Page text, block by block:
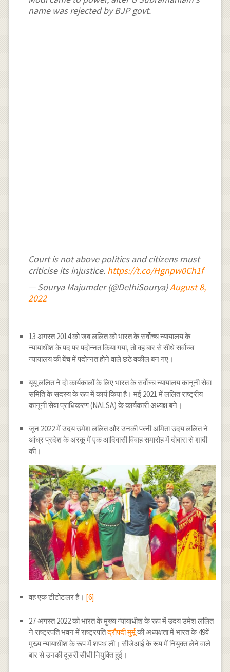
name was rejected by BJP govt.
Court is not above politics and citizens must
criticise its injustice. https://t.co/Hgnpw0Ch1f
— Sourya Majumder (@DelhiSourya)August 8,
2022
13 अगस्त 2014 को जब ललित को भारत के सर्वोच्च न्यायालय के
न्यायाधीश के पद पर पदोन्नत किया गया, तो वह बार से सीधे सर्वोच्च
न्यायालय की बेंच में पदोन्नत होने वाले छठे वकील बन गए।
यूयू ललित ने दो कार्यकालों के लिए भारत के सर्वोच्च न्यायालय कानूनी सेवा
समिति के सदस्य के रूप में कार्य किया है। मई 2021 में ललित राष्ट्रीय
कानूनी सेवा प्राधिकरण (NALSA) के कार्यकारी अध्यक्ष बने।
जून 2022 में उदय उमेश ललित और उनकी पत्नी अमिता उदय ललित ने
आंध्र प्रदेश के अरकू में एक आदिवासी विवाह समारोह में दोबारा से शादी
की।
वह एक टीटोटलर है। [6]
27 अगस्त 2022 को भारत के मुख्य न्यायाधीश के रूप में उदय उमेश ललित
ने राष्ट्रपति भवन में राष्ट्रपतिद्रौपदी मुर्मूकी अध्यक्षता में भारत के 49वें
मुख्य न्यायाधीश के रूप में शपथ ली। सीजेआई के रूप में नियुक्त लेने वाले
बार से उनकी दूसरी सीधी नियुक्ति हुई।